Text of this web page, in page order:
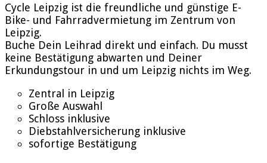
Cycle Leipzig ist die freundliche und günstige E-
Bike- und Fahrradvermietung im Zentrum von
Leipzig.
Buche Dein Leihrad direkt und einfach. Du musst
keine Bestätigung abwarten und Deiner
Erkundungstour in und um Leipzig nichts im Weg.
Zentral in Leipzig
Große Auswahl
Schloss inklusive
Diebstahlversicherung inklusive
sofortige Bestätigung